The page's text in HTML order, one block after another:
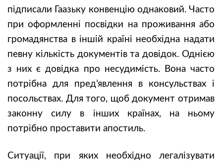
підписали Гаазьку конвенцію однаковий. Часто
при оформленні посвідки на проживання або
громадянства в іншій країні необхідна надати
певну кількість документів та довідок. Однією
з них є довідка про несудимість. Вона часто
потрібна для пред’явлення в консульствах і
посольствах. Для того, щоб документ отримав
законну силу в інших країнах, на ньому
потрібно проставити апостиль.
Ситуації, при яких необхідно легалізувати